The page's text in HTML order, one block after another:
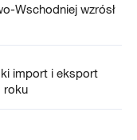
Wschodniej wzrósł
import i eksport
roku